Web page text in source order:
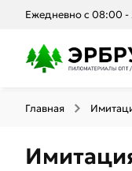
Ежедневно с 08:00
Главная